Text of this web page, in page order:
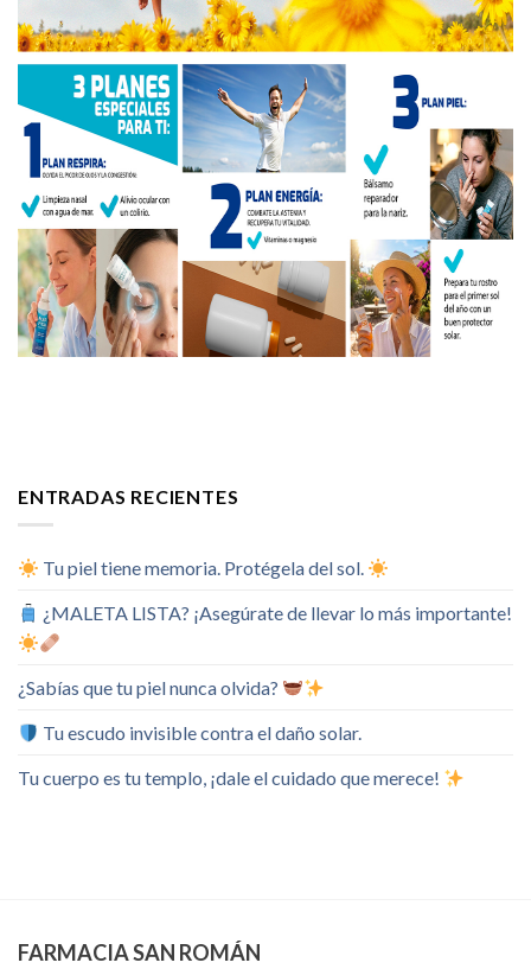
ENTRADAS RECIENTES
Tu piel tiene memoria. Protégela del sol.
¿MALETA LISTA? ¡Asegúrate de llevar lo más importante!
¿Sabías que tu piel nunca olvida?
Tu escudo invisible contra el daño solar.
Tu cuerpo es tu templo, ¡dale el cuidado que merece!
FARMACIA SAN ROMÁN